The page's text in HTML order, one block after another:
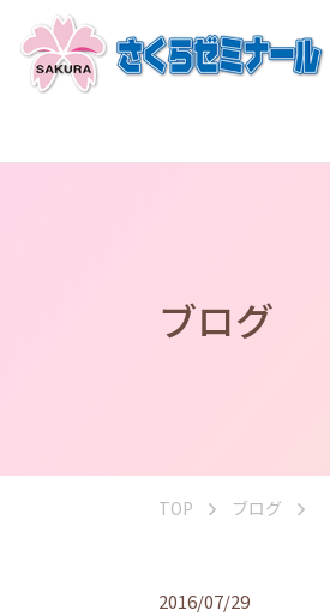
ブログ
TOP ブログ
2016/07/29